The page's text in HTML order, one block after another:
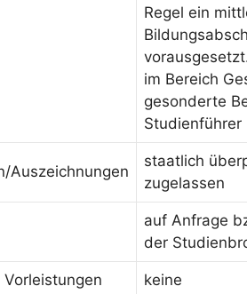
Regel ein
im Bereich
gesonderte
Studienführer
Auszeichnungen
staatlich
zugelassen
auf Anfrage
der
keine